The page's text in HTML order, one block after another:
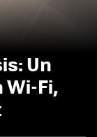
Un
Fi,